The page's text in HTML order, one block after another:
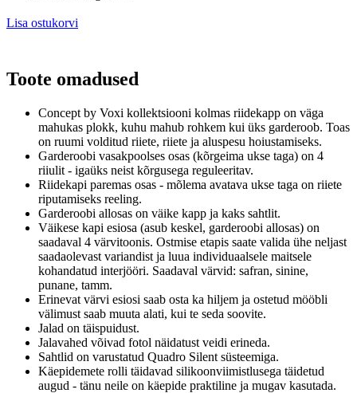
Lisa ostukorvi
Toote omadused
Concept by Voxi kollektsiooni kolmas riidekapp on väga
mahukas plokk, kuhu mahub rohkem kui üks garderoob. Toas
on ruumi volditud riiete, riiete ja aluspesu hoiustamiseks.
Garderoobi vasakpoolses osas (kõrgeima ukse taga) on 4
riiulit - igaüks neist kõrgusega reguleeritav.
Riidekapi paremas osas - mõlema avatava ukse taga on riiete
riputamiseks reeling.
Garderoobi allosas on väike kapp ja kaks sahtlit.
Väikese kapi esiosa (asub keskel, garderoobi allosas) on
saadaval 4 värvitoonis. Ostmise etapis saate valida ühe neljast
saadaolevast variandist ja luua individuaalsele maitsele
kohandatud interjööri. Saadaval värvid: safran, sinine,
punane, tamm.
Erinevat värvi esiosi saab osta ka hiljem ja ostetud mööbli
välimust saab muuta alati, kui te seda soovite.
Jalad on täispuidust.
Jalavahed võivad fotol näidatust veidi erineda.
Sahtlid on varustatud Quadro Silent süsteemiga.
Käepidemete rolli täidavad silikoonviimistlusega täidetud
augud - tänu neile on käepide praktiline ja mugav kasutada.